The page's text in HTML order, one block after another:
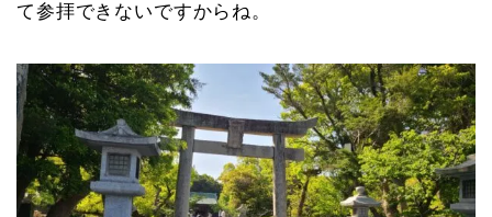
て参拝できないですからね。